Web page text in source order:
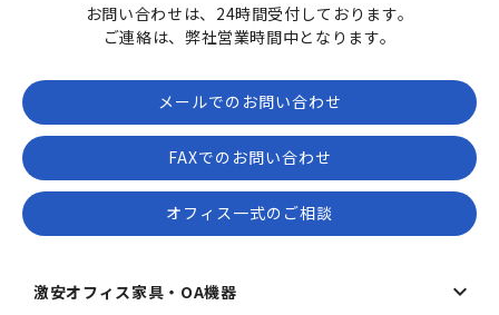
お問い合わせは、24時間受付しております。
ご連絡は、弊社営業時間中となります。
メールでのお問い合わせ
FAXでのお問い合わせ
オフィス一式のご相談
激安オフィス家具・OA機器